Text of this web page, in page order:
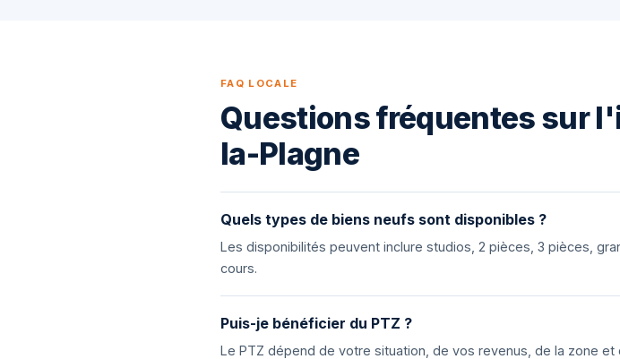
FAQ LOCALE
Questions fréquentes sur
la-Plagne
Quels types de biens neufs sont disponibles ?
Les disponibilités peuvent inclure studios, 2 pièces, 3 pièces,
cours.
Puis-je bénéficier du PTZ ?
Le PTZ dépend de votre situation, de vos revenus, de la zone